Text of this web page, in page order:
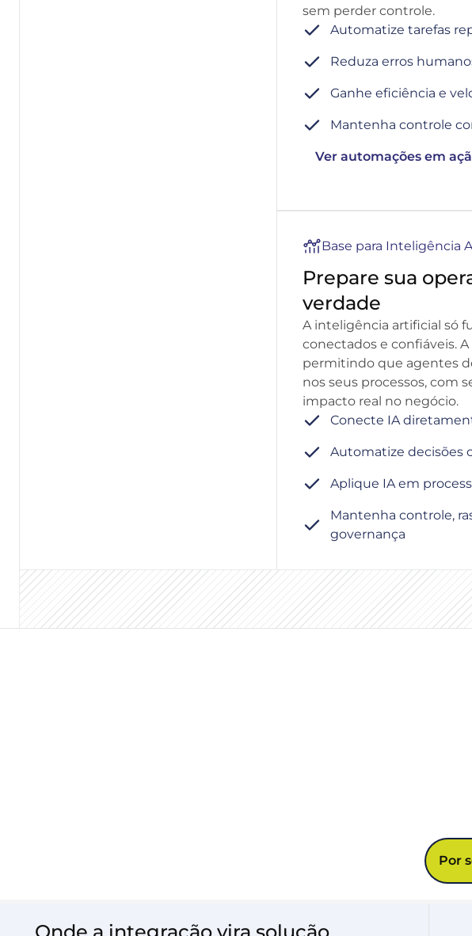
sem perder controle.
Automatize tarefas
Reduza erros
Ganhe eficiência e
Mantenha controle
Ver automações em
Base para Inteligência
Prepare sua
verdade
A inteligência artificial só
conectados e confiáveis. A
permitindo que agentes
nos seus processos, com
impacto real no negócio.
Conecte IA
Automatize decisões
Aplique IA em
Mantenha controle,
governança
Por